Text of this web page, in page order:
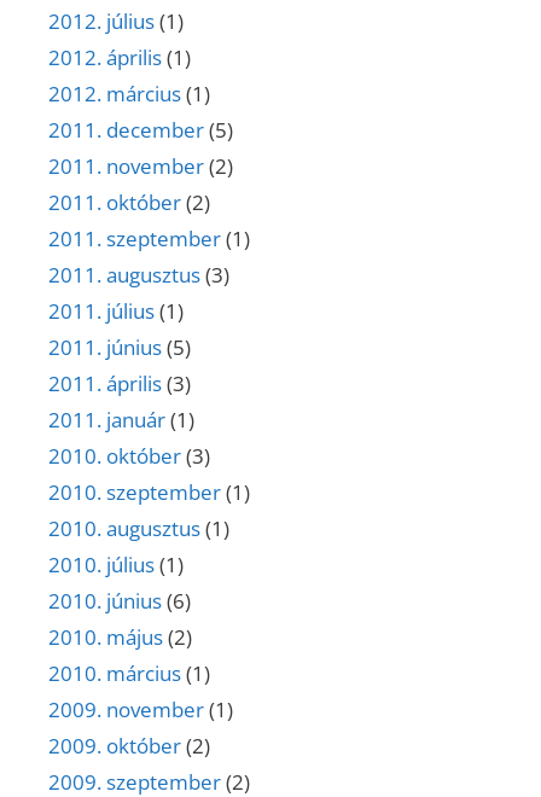
2012. július(1)
2012. április(1)
2012. március(1)
2011. december(5)
2011. november(2)
2011. október(2)
2011. szeptember(1)
2011. augusztus(3)
2011. július(1)
2011. június(5)
2011. április(3)
2011. január(1)
2010. október(3)
2010. szeptember(1)
2010. augusztus(1)
2010. július(1)
2010. június(6)
2010. május(2)
2010. március(1)
2009. november(1)
2009. október(2)
2009. szeptember(2)